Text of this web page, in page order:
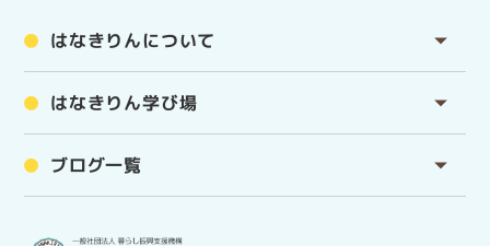
はなきりんについて
はなきりん学び場
ブログ一覧